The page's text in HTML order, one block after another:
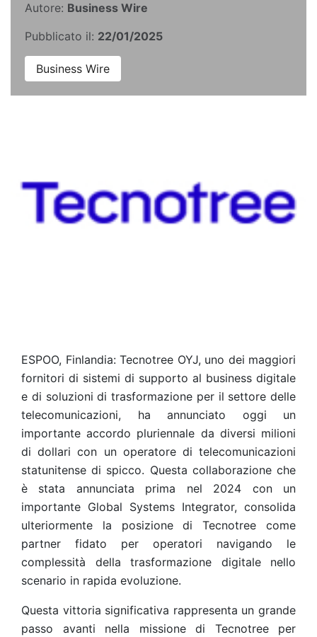
Autore: Business Wire
Pubblicato il: 22/01/2025
Business Wire
ESPOO, Finlandia: Tecnotree OYJ, uno dei maggiori
fornitori di sistemi di supporto al business digitale
e di soluzioni di trasformazione per il settore delle
telecomunicazioni, ha annunciato oggi un
importante accordo pluriennale da diversi milioni
di dollari con un operatore di telecomunicazioni
statunitense di spicco. Questa collaborazione che
è stata annunciata prima nel 2024 con un
importante Global Systems Integrator, consolida
ulteriormente la posizione di Tecnotree come
partner fidato per operatori navigando le
complessità della trasformazione digitale nello
scenario in rapida evoluzione.
Questa vittoria significativa rappresenta un grande
passo avanti nella missione di Tecnotree per